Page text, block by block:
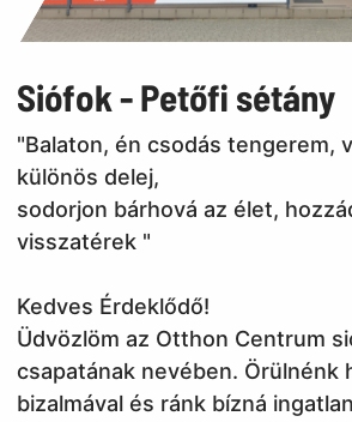
Siófok - Petőfi sétány
"Balaton, én csodás tengerem,
különös delej,
sodorjon bárhová az élet,
visszatérek "
Kedves Érdeklődő!
Üdvözlöm az Otthon Centrum
csapatának nevében. Örülnénk
bizalmával és ránk bízná